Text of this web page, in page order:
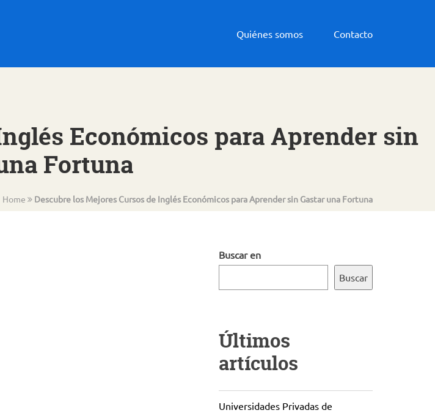
Quiénes somos Contacto
Económicos para Aprender sin
Fortuna
Home Descubre los Mejores Cursos de Inglés Económicos para Aprender sin Gastar una Fortuna
Buscar en
Buscar
Últimos
artículos
Universidades Privadas de